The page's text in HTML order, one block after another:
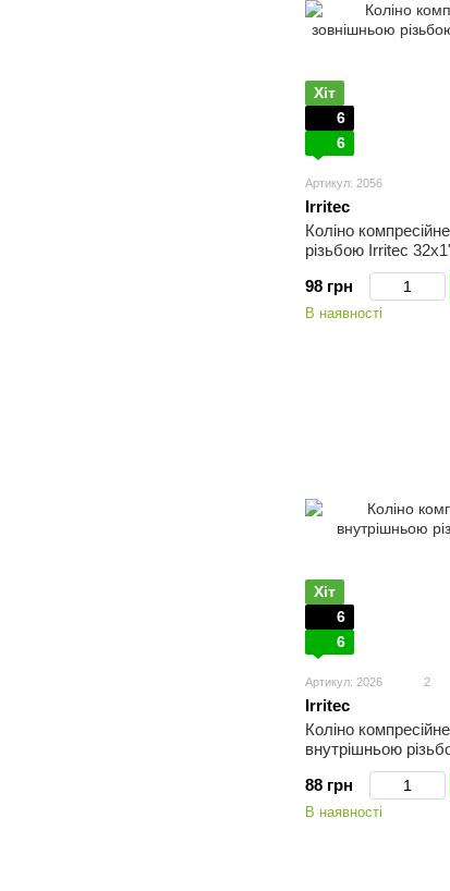
Хіт
6
6
Артикул: 2056
Irritec
Коліно
різьбою Irritec
98 грн
В наявності
Хіт
6
6
Артикул: 2026 2
Irritec
Коліно
внутрішньою
88 грн
В наявності